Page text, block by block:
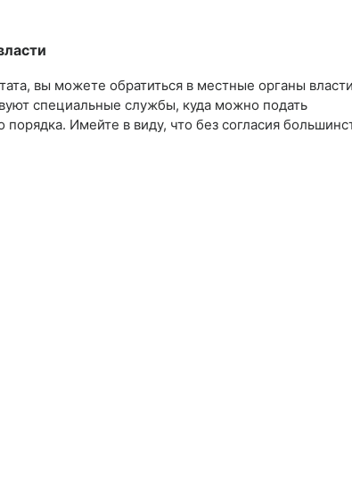
вы можете обратиться в местные органы
специальные службы, куда можно подать
Имейте в виду, что без согласия